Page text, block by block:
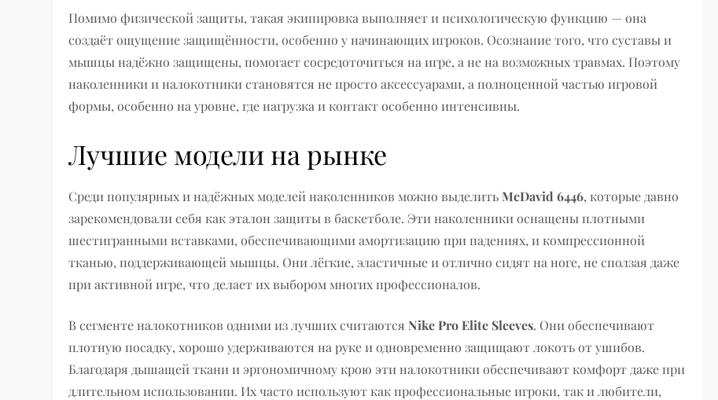
Помимо физической защиты, такая экипировка выполняет и психологическую функцию — она
создаёт ощущение защищённости, особенно у начинающих игроков. Осознание того, что суставы и
мышцы надёжно защищены, помогает сосредоточиться на игре, а не на возможных травмах. Поэтому
наколенники и налокотники становятся не просто аксессуарами, а полноценной частью игровой
формы, особенно на уровне, где нагрузка и контакт особенно интенсивны.
Лучшие модели на рынке
Среди популярных и надёжных моделей наколенников можно выделитьMcDavid 6446, которые давно
зарекомендовали себя как эталон защиты в баскетболе. Эти наколенники оснащены плотными
шестигранными вставками, обеспечивающими амортизацию при падениях, и компрессионной
тканью, поддерживающей мышцы. Они лёгкие, эластичные и отлично сидят на ноге, не сползая даже
при активной игре, что делает их выбором многих профессионалов.
В сегменте налокотников одними из лучших считаютсяNike Pro Elite Sleeves. Они обеспечивают
плотную посадку, хорошо удерживаются на руке и одновременно защищают локоть от ушибов.
Благодаря дышащей ткани и эргономичному крою эти налокотники обеспечивают комфорт даже при
длительном использовании. Их часто используют как профессиональные игроки, так и любители,